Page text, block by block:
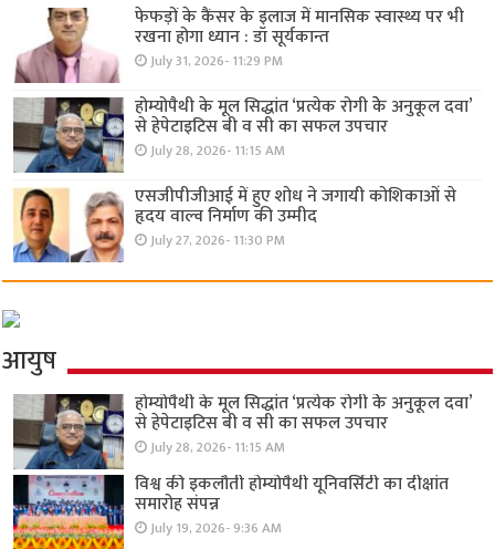
फेफड़ों के कैंसर के इलाज में मानसिक स्वास्थ्य पर भी
रखना होगा ध्यान : डॉ सूर्यकान्त
July 31, 2026- 11:29 PM
होम्योपैथी के मूल सिद्धांत ‘प्रत्येक रोगी केे अनुकूल दवा’
से हेपेटाइटिस बी व सी का सफल उपचार
July 28, 2026- 11:15 AM
एसजीपीजीआई में हुए शोध ने जगायी कोशिकाओं से
हृदय वाल्व निर्माण की उम्मीद
July 27, 2026- 11:30 PM
आयुष
होम्योपैथी के मूल सिद्धांत ‘प्रत्येक रोगी केे अनुकूल दवा’
से हेपेटाइटिस बी व सी का सफल उपचार
July 28, 2026- 11:15 AM
विश्व की इकलौती होम्योपैथी यूनिवर्सिटी का दीक्षांत
समारोह संपन्न
July 19, 2026- 9:36 AM